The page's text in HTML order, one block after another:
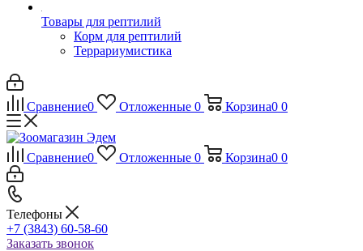
Товары для рептилий
Корм для рептилий
Террариумистика
Сравнение0 Отложенные 0 Корзина0 0
Сравнение0 Отложенные 0 Корзина0 0
Телефоны
+7 (3843) 60-58-60
Заказать звонок